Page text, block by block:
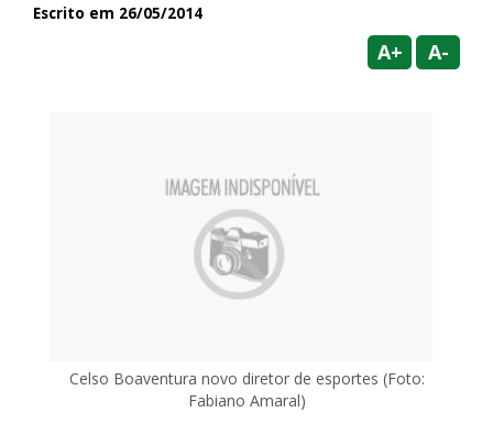
Escrito em 26/05/2014
A+ A-
Celso Boaventura novo diretor de esportes (Foto:
Fabiano Amaral)